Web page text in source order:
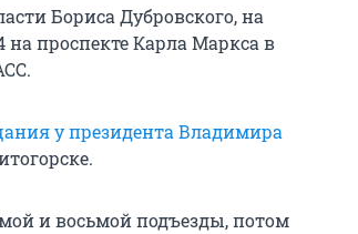
Бориса Дубровского, на
на проспекте Карла Маркса в
у президента Владимира
и восьмой подъезды, потом